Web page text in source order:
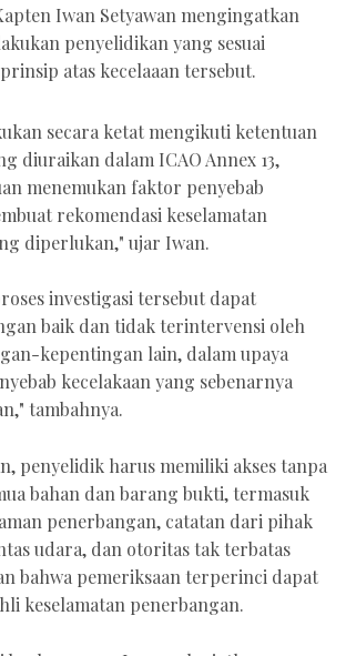
Iwan Setyawan mengingatkan
penyelidikan yang sesuai
atas kecelaaan tersebut.
secara ketat mengikuti ketentuan
diuraikan dalam ICAO Annex 13,
menemukan faktor penyebab
rekomendasi keselamatan
diperlukan," ujar Iwan.
investigasi tersebut dapat
baik dan tidak terintervensi oleh
kepentingan lain, dalam upaya
kecelakaan yang sebenarnya
tambahnya.
penyelidik harus memiliki akses tanpa
bahan dan barang bukti, termasuk
penerbangan, catatan dari pihak
udara, dan otoritas tak terbatas
bahwa pemeriksaan terperinci dapat
keselamatan penerbangan.